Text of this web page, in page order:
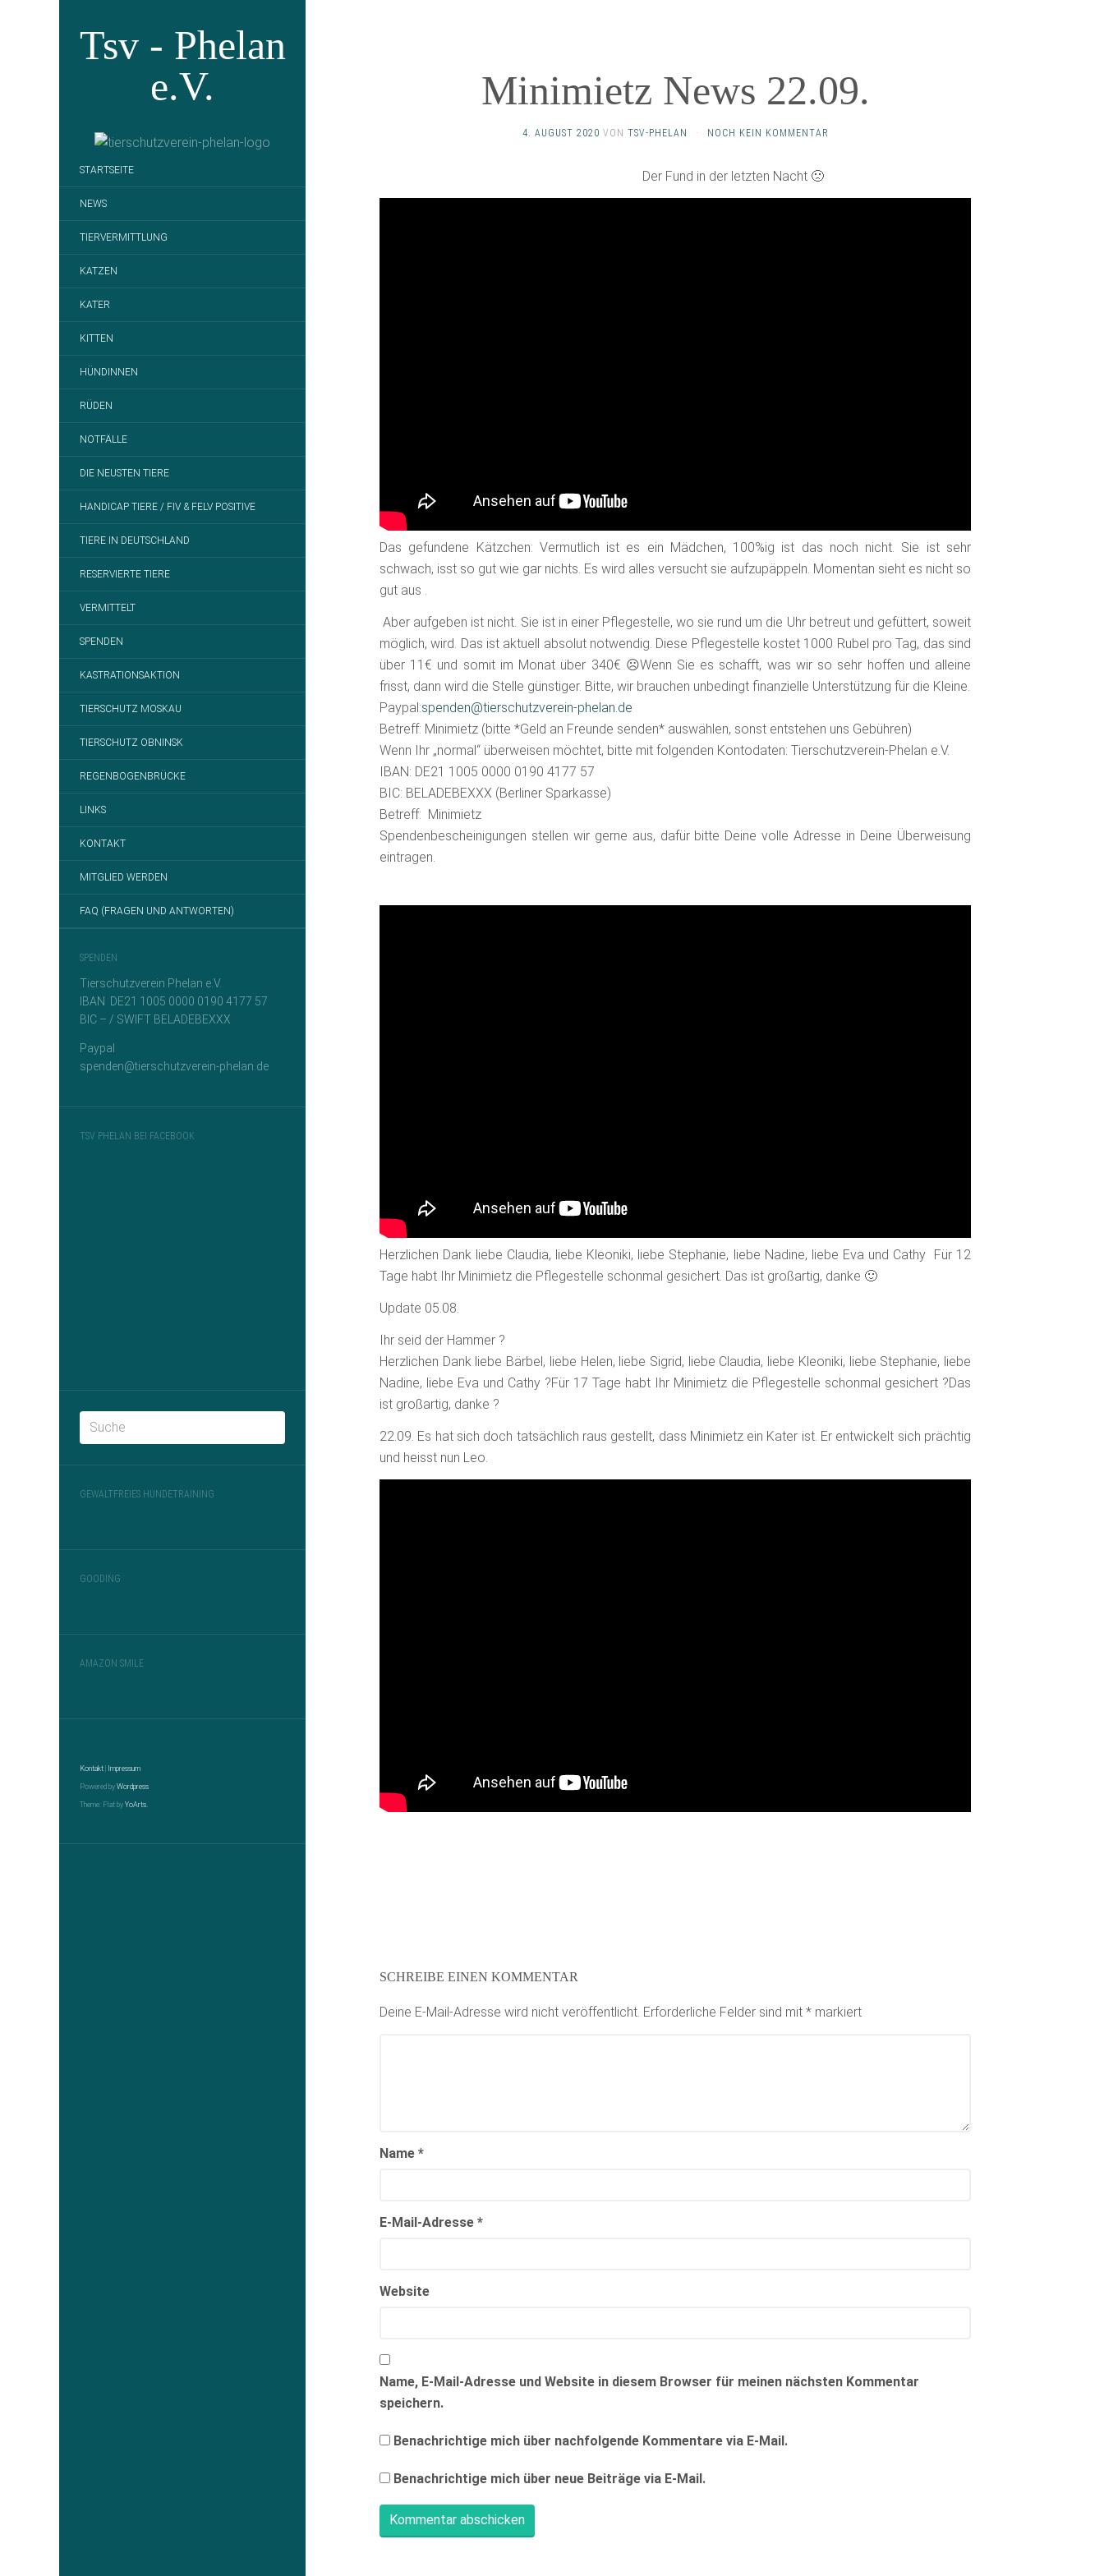
Tsv - Phelan
e.V.
STARTSEITE
NEWS
TIERVERMITTLUNG
KATZEN
KATER
KITTEN
HÜNDINNEN
RÜDEN
NOTFÄLLE
DIE NEUSTEN TIERE
HANDICAP TIERE / FIV & FELV POSITIVE
TIERE IN DEUTSCHLAND
RESERVIERTE TIERE
VERMITTELT
SPENDEN
KASTRATIONSAKTION
TIERSCHUTZ MOSKAU
TIERSCHUTZ OBNINSK
REGENBOGENBRÜCKE
LINKS
KONTAKT
MITGLIED WERDEN
FAQ (FRAGEN UND ANTWORTEN)
SPENDEN
Tierschutzverein Phelan e.V.
IBAN DE21 1005 0000 0190 4177 57
BIC – / SWIFT BELADEBEXXX
Paypal
spenden@tierschutzverein-phelan.de
TSV PHELAN BEI FACEBOOK
GEWALTFREIES HUNDETRAINING
GOODING
AMAZON SMILE
Kontakt Impressum
Powered by Wordpress
Theme: Flat by YoArts.
Minimietz News 22.09.
4. AUGUST 2020 VON TSV-PHELAN · NOCH KEIN KOMMENTAR
Der Fund in der letzten Nacht 🙁
Das gefundene Kätzchen: Vermutlich ist es ein Mädchen, 100%ig ist das noch nicht. Sie ist sehr
schwach, isst so gut wie gar nichts. Es wird alles versucht sie aufzupäppeln. Momentan sieht es nicht so
gut aus .
Aber aufgeben ist nicht. Sie ist in einer Pflegestelle, wo sie rund um die Uhr betreut und gefüttert, soweit
möglich, wird. Das ist aktuell absolut notwendig. Diese Pflegestelle kostet 1000 Rubel pro Tag, das sind
über 11€ und somit im Monat über 340€ ☹️Wenn Sie es schafft, was wir so sehr hoffen und alleine
frisst, dann wird die Stelle günstiger. Bitte, wir brauchen unbedingt finanzielle Unterstützung für die Kleine.
Paypal:spenden@tierschutzverein-phelan.de
Betreff: Minimietz (bitte *Geld an Freunde senden* auswählen, sonst entstehen uns Gebühren)
Wenn Ihr „normal“ überweisen möchtet, bitte mit folgenden Kontodaten: Tierschutzverein­-Phelan e.V.
IBAN: DE21 1005 0000 0190 4177 57
BIC: BELADEBEXXX (Berliner Sparkasse)
Betreff: Minimietz
Spendenbescheinigungen stellen wir gerne aus, dafür bitte Deine volle Adresse in Deine Überweisung
eintragen.
Herzlichen Dank liebe Claudia, liebe Kleoniki, liebe Stephanie, liebe Nadine, liebe Eva und Cathy Für 12
Tage habt Ihr Minimietz die Pflegestelle schonmal gesichert. Das ist großartig, danke 🙂
Update 05.08.
Ihr seid der Hammer ?
Herzlichen Dank liebe Bärbel, liebe Helen, liebe Sigrid, liebe Claudia, liebe Kleoniki, liebe Stephanie, liebe
Nadine, liebe Eva und Cathy ?Für 17 Tage habt Ihr Minimietz die Pflegestelle schonmal gesichert ?Das
ist großartig, danke ?
22.09. Es hat sich doch tatsächlich raus gestellt, dass Minimietz ein Kater ist. Er entwickelt sich prächtig
und heisst nun Leo.
SCHREIBE EINEN KOMMENTAR
Deine E-Mail-Adresse wird nicht veröffentlicht. Erforderliche Felder sind mit * markiert
Name *
E-Mail-Adresse *
Website
Name, E-Mail-Adresse und Website in diesem Browser für meinen nächsten Kommentar
speichern.
Benachrichtige mich über nachfolgende Kommentare via E-Mail.
Benachrichtige mich über neue Beiträge via E-Mail.